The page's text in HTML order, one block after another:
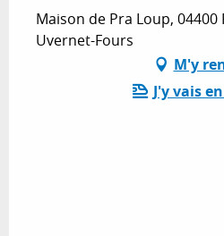
Maison de Pra Loup, 04400
Uvernet-Fours
M'y
J'y vais